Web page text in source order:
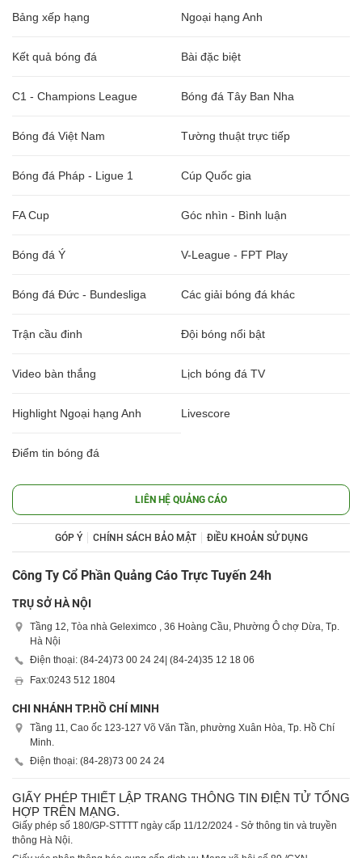
Bảng xếp hạng Ngoại hạng Anh
Kết quả bóng đá Bài đặc biệt
C1 - Champions League Bóng đá Tây Ban Nha
Bóng đá Việt Nam Tường thuật trực tiếp
Bóng đá Pháp - Ligue 1 Cúp Quốc gia
FA Cup Góc nhìn - Bình luận
Bóng đá Ý V-League - FPT Play
Bóng đá Đức - Bundesliga Các giải bóng đá khác
Trận cầu đinh Đội bóng nổi bật
Video bàn thắng Lịch bóng đá TV
Highlight Ngoại hạng Anh Livescore
Điểm tin bóng đá
LIÊN HỆ QUẢNG CÁO
GÓP Ý CHÍNH SÁCH BẢO MẬT ĐIỀU KHOẢN SỬ DỤNG
Công Ty Cổ Phần Quảng Cáo Trực Tuyến 24h
TRỤ SỞ HÀ NỘI
Tầng 12, Tòa nhà Geleximco , 36 Hoàng Cầu, Phường Ô chợ Dừa, Tp.
Hà Nội
Điện thoại: (84-24)73 00 24 24| (84-24)35 12 18 06
Fax:0243 512 1804
CHI NHÁNH TP.HỒ CHÍ MINH
Tầng 11, Cao ốc 123-127 Võ Văn Tần, phường Xuân Hòa, Tp. Hồ Chí
Minh.
Điện thoại: (84-28)73 00 24 24
GIẤY PHÉP THIẾT LẬP TRANG THÔNG TIN ĐIỆN TỬ TỔNG
HỢP TRÊN MẠNG.
Giấy phép số 180/GP-STTTT ngày cấp 11/12/2024 - Sở thông tin và truyền
thông Hà Nội.